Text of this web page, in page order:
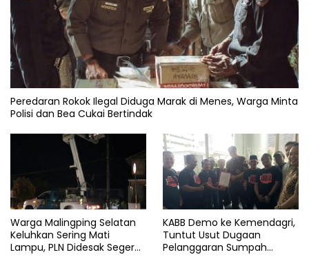
Peredaran Rokok Ilegal Diduga Marak di Menes, Warga Minta
Polisi dan Bea Cukai Bertindak
Warga Malingping Selatan
Keluhkan Sering Mati
Lampu, PLN Didesak Segera
KABB Demo ke Kemendagri,
Tuntut Usut Dugaan
Pelanggaran Sumpah